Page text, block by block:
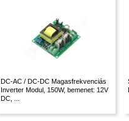
DC-AC / DC-DC Magasfrekvenciás
Inverter Modul, 150W, bemenet: 12V
DC, ...